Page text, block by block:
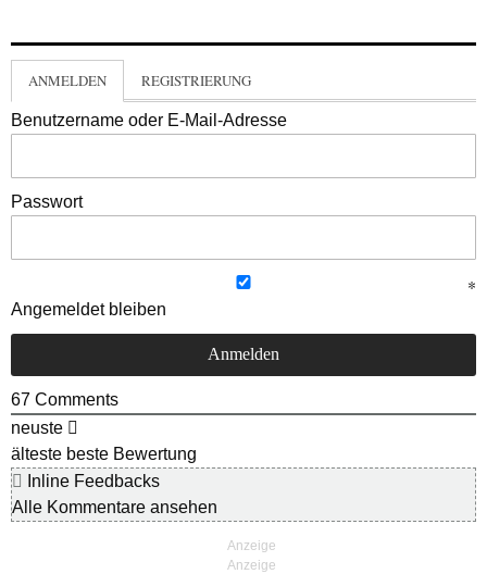
ANMELDEN REGISTRIERUNG
Benutzername oder E-Mail-Adresse
Passwort
Angemeldet bleiben
67 Comments
neuste
älteste beste Bewertung
Inline Feedbacks
Alle Kommentare ansehen